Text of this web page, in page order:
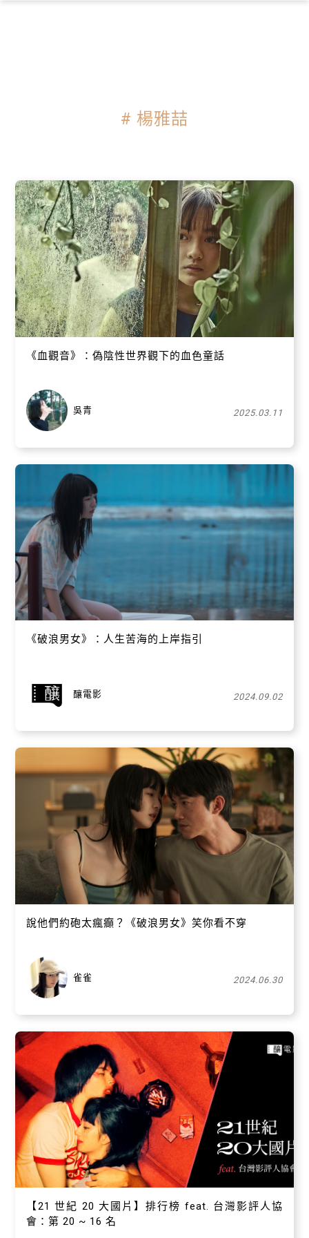
# 楊雅喆
《血觀音》：偽陰性世界觀下的血色童話
吳青 2025.03.11
《破浪男女》：人生苦海的上岸指引
釀電影 2024.09.02
說他們約砲太瘋癲？《破浪男女》笑你看不穿
雀雀 2024.06.30
【21 世紀 20 大國片】排行榜 feat. 台灣影評人協
會：第 20 ~ 16 名